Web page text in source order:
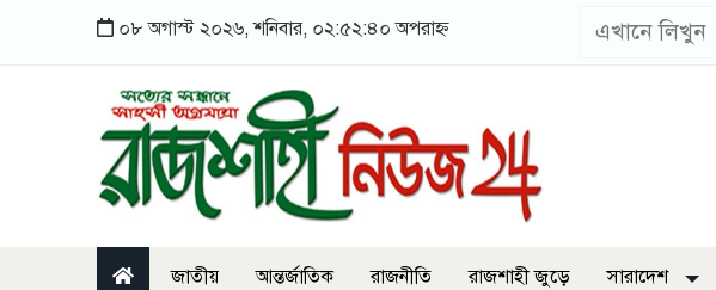
০৮ অগাস্ট ২০২৬, শনিবার, ০২:৫২:৪০ অপরাহ্ন
জাতীয় আন্তর্জাতিক রাজনীতি রাজশাহী জুড়ে সারাদেশ